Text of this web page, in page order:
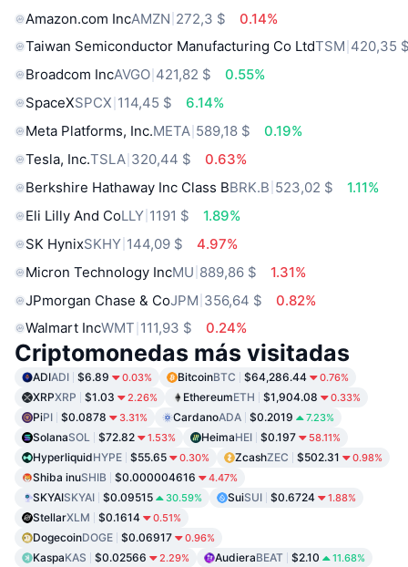
Amazon.com IncAMZN 272,3 $
0.14%
Taiwan Semiconductor Manufacturing Co LtdTSM 420,35
Broadcom IncAVGO 421,82 $
0.55%
SpaceXSPCX 114,45 $
6.14%
Meta Platforms, Inc.META 589,18 $
0.19%
Tesla, Inc.TSLA 320,44 $
0.63%
Berkshire Hathaway Inc Class BBRK.B 523,02 $
1.11%
Eli Lilly And CoLLY 1191 $
1.89%
SK HynixSKHY 144,09 $
4.97%
Micron Technology IncMU 889,86 $
1.31%
JPmorgan Chase & CoJPM 356,64 $
0.82%
Walmart IncWMT 111,93 $ 0.24%
Criptomonedas más visitadas
ADIADI $6.89 0.03% BitcoinBTC $64,286.44 0.76%
XRPXRP $1.03 2.26% EthereumETH $1,904.08 0.33%
PiPI $0.0878 3.31% CardanoADA $0.2019 7.23%
SolanaSOL $72.82 1.53% HeimaHEI $0.197 58.11%
HyperliquidHYPE $55.65 0.30% ZcashZEC $502.31 0.98%
Shiba inuSHIB $0.000004616 4.47%
SKYAISKYAI $0.09515 30.59% SuiSUI $0.6724 1.88%
StellarXLM $0.1614 0.51%
DogecoinDOGE $0.06917 0.96%
KaspaKAS $0.02566 2.29% AudieraBEAT $2.10 11.68%